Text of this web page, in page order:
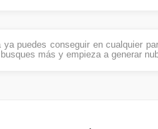
puedes conseguir en cualquier
más y empieza a generar